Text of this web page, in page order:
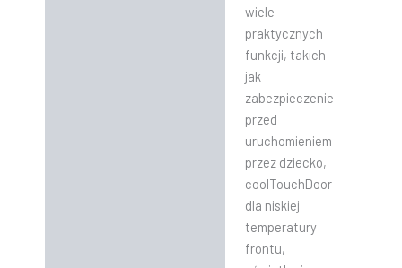
wiele
praktycznych
funkcji, takich
jak
zabezpieczenie
przed
uruchomieniem
przez dziecko,
coolTouchDoor
dla niskiej
temperatury
frontu,